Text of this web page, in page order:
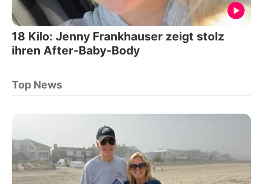
18 Kilo: Jenny Frankhauser zeigt stolz
ihren After-Baby-Body
Top News